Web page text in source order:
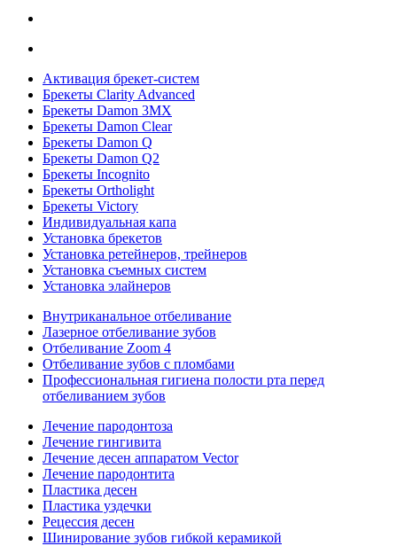
Активация брекет-систем
Брекеты Clarity Advanced
Брекеты Damon 3MX
Брекеты Damon Clear
Брекеты Damon Q
Брекеты Damon Q2
Брекеты Incognito
Брекеты Ortholight
Брекеты Victory
Индивидуальная капа
Установка брекетов
Установка ретейнеров, трейнеров
Установка съемных систем
Установка элайнеров
Внутриканальное отбеливание
Лазерное отбеливание зубов
Отбеливание Zoom 4
Отбеливание зубов с пломбами
Профессиональная гигиена полости рта перед
отбеливанием зубов
Лечение пародонтоза
Лечение гингивита
Лечение десен аппаратом Vector
Лечение пародонтита
Пластика десен
Пластика уздечки
Рецессия десен
Шинирование зубов гибкой керамикой